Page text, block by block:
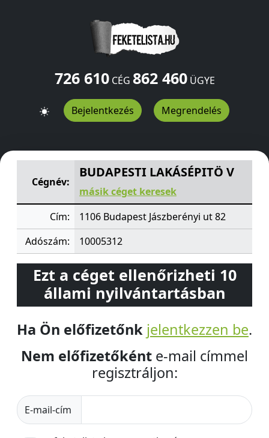
726 610CÉG 862 460ÜGYE
Bejelentkezés Megrendelés
BUDAPESTI LAKÁSÉPITÖ V Jászberényi ut 82Budapest
Cégnév:
BUDAPESTI LAKÁSÉPITÖ V
másik céget keresek
Cím:
1106 Budapest Jászberényi ut 82
Adószám:
10005312
Ezt a céget ellenőrizheti 10
állami nyilvántartásban
Ha Ön előfizetőnk jelentkezzen be.
Nem előfizetőként e-mail címmel
regisztráljon:
E-mail-cím